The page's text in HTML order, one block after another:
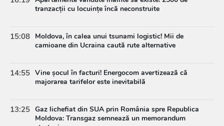
tranzacții cu locuințe încă neconstruite
15:08 Moldova, în calea unui tsunami logistic! Mii de
camioane din Ucraina caută rute alternative
14:55 Vine șocul în facturi! Energocom avertizează că
majorarea tarifelor este inevitabilă
13:25 Gaz lichefiat din SUA prin România spre Republica
Moldova: Transgaz semnează un memorandum